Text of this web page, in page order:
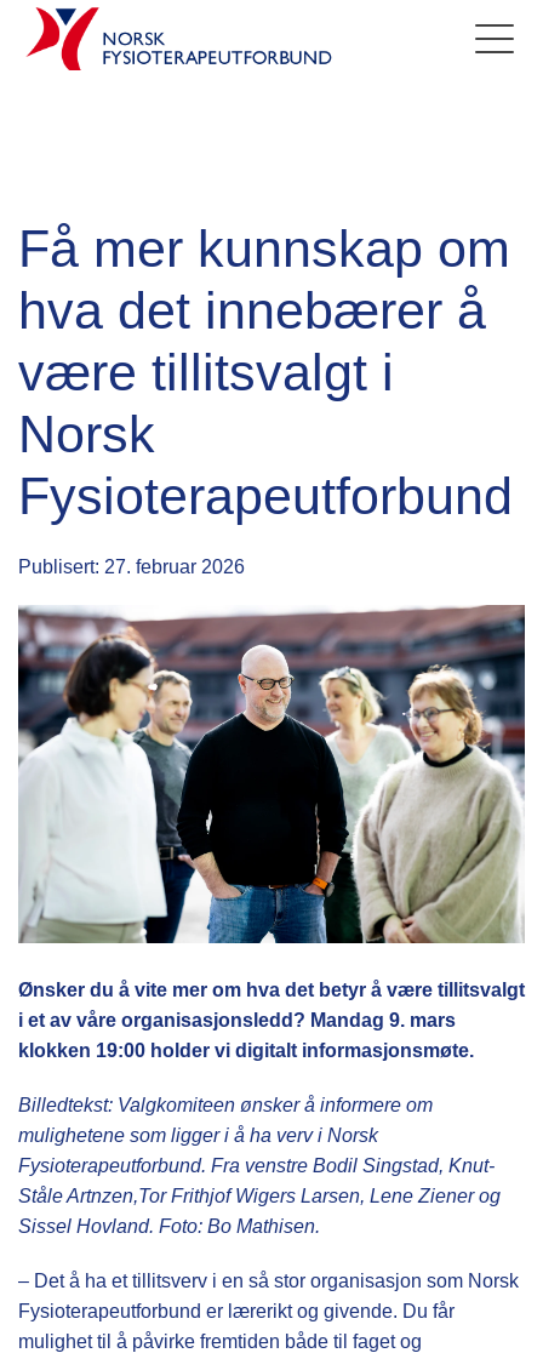
Få mer kunnskap om
hva det innebærer å
være tillitsvalgt i
Norsk
Fysioterapeutforbund
Publisert: 27. februar 2026
Ønsker du å vite mer om hva det betyr å være tillitsvalgt
i et av våre organisasjonsledd? Mandag 9. mars
klokken 19:00 holder vi digitalt informasjonsmøte.
Billedtekst: Valgkomiteen ønsker å informere om
mulighetene som ligger i å ha verv i Norsk
Fysioterapeutforbund. Fra venstre Bodil Singstad, Knut-
Ståle Artnzen,Tor Frithjof Wigers Larsen, Lene Ziener og
Sissel Hovland. Foto: Bo Mathisen.
– Det å ha et tillitsverv i en så stor organisasjon som Norsk
Fysioterapeutforbund er lærerikt og givende. Du får
mulighet til å påvirke fremtiden både til faget og